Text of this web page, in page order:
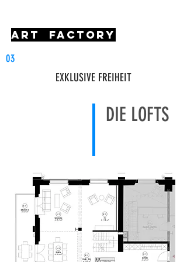
art factory
03
EXKLUSIVE FREIHEIT
DIE LOFTS